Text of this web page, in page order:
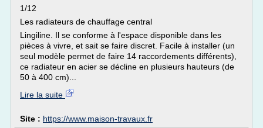
1/12
Les radiateurs de chauffage central
Lingiline. Il se conforme à l'espace disponible dans les
pièces à vivre, et sait se faire discret. Facile à installer (un
seul modèle permet de faire 14 raccordements différents),
ce radiateur en acier se décline en plusieurs hauteurs (de
50 à 400 cm)...
Lire la suite
Site : https://www.maison-travaux.fr